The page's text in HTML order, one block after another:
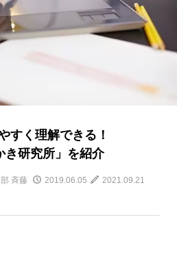
すく理解できる！
き研究所」を紹介
斉藤 2019.06.05 2021.09.21